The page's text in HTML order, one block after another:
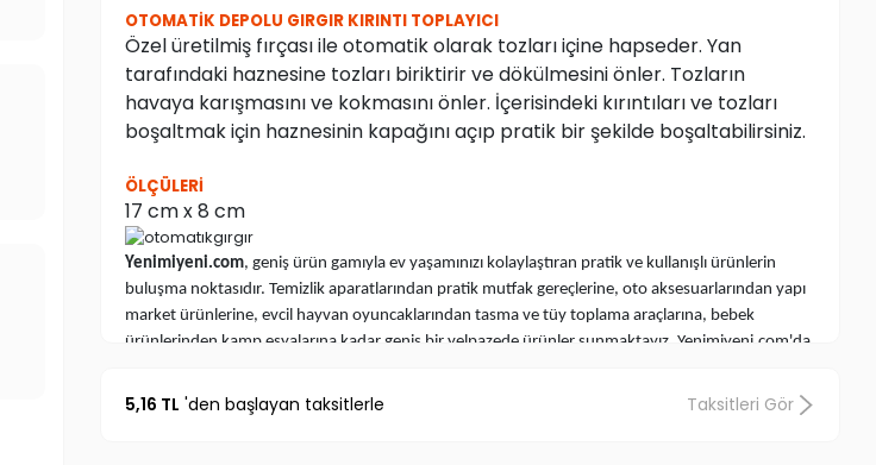
OTOMATİK DEPOLU GIRGIR KIRINTI TOPLAYICI
Özel üretilmiş fırçası ile otomatik olarak tozları içine hapseder. Yan
tarafındaki haznesine tozları biriktirir ve dökülmesini önler. Tozların
havaya karışmasını ve kokmasını önler. İçerisindeki kırıntıları ve tozları
boşaltmak için haznesinin kapağını açıp pratik bir şekilde boşaltabilirsiniz.
ÖLÇÜLERİ
17 cm x 8 cm
Yenimiyeni.com, geniş ürün gamıyla ev yaşamınızı kolaylaştıran pratik ve kullanışlı ürünlerin
buluşma noktasıdır. Temizlik aparatlarından pratik mutfak gereçlerine, oto aksesuarlarından yapı
market ürünlerine, evcil hayvan oyuncaklarından tasma ve tüy toplama araçlarına, bebek
ürünlerinden kamp eşyalarına kadar geniş bir yelpazede ürünler sunmaktayız. Yenimiyeni.com'da
bulabilirsiniz.
TV Ürünleri En İlginç Ürünler
, aradığınız fiyatlarla aynı çatı
altında sizleri bekliyor. Renkli ve fonksiyonel ürünlerin dünyasına Yenimiyeni.com ile birlikte adım
5,16 TL 'den başlayan taksitlerle Taksitleri Gör